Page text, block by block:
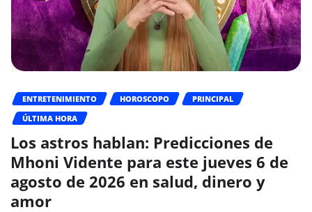
ENTRETENIMIENTO HOROSCOPO
PRINCIPAL
ÚLTIMA HORA
Los astros hablan: Predicciones de
Mhoni Vidente para este jueves 6 de
agosto de 2026 en salud, dinero y
amor